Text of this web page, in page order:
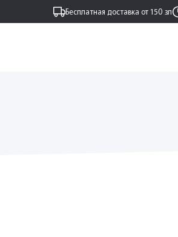
Бесплатная доставка от 150 зл